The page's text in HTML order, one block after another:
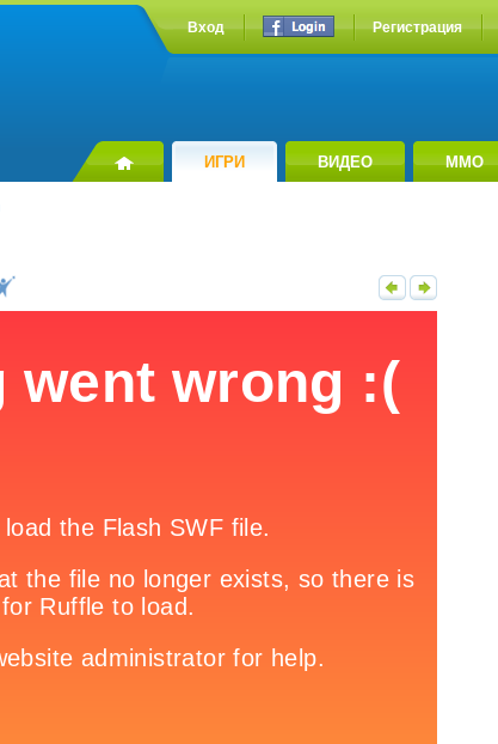
Вход Регистрация
ИГРИ ВИДЕО MMO